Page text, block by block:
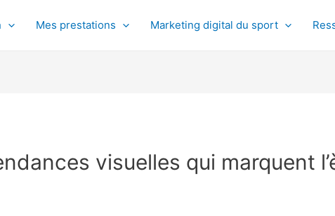
Mes prestations Marketing digital du sport
visuelles qui marquent